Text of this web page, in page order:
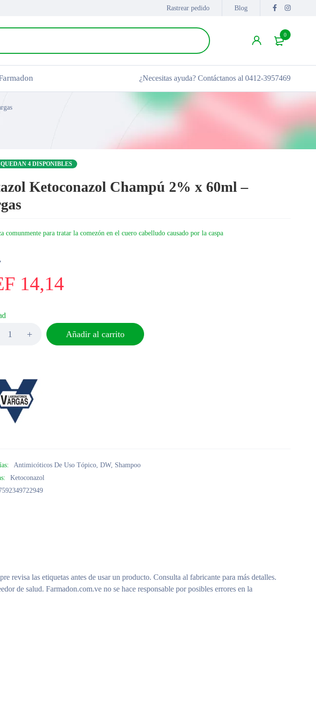
Rastrear pedido Blog
0
¿Necesitas ayuda? Contáctanos al 0412-3957469
4 DISPONIBLES
Ketoconazol Champú 2% x 60ml –
comunmente para tratar la comezón en el cuero cabelludo causado por la caspa
14,14
Añadir al carrito
Antimicóticos De Uso Tópico,DW, Shampoo
Ketoconazol
revisa las etiquetas antes de usar un producto. Consulta al fabricante para más detalles.
de salud. Farmadon.com.ve no se hace responsable por posibles errores en la